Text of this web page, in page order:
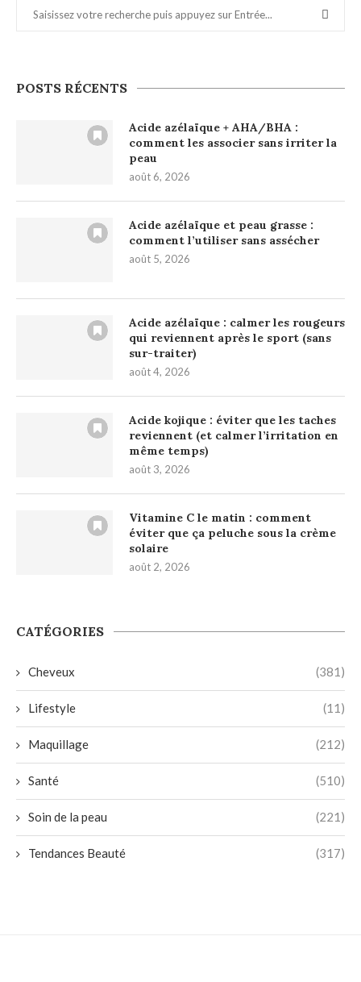
POSTS RÉCENTS
Acide azélaïque + AHA/BHA :
comment les associer sans irriter la
peau
août 6, 2026
Acide azélaïque et peau grasse :
comment l’utiliser sans assécher
août 5, 2026
Acide azélaïque : calmer les rougeurs
qui reviennent après le sport (sans
sur-traiter)
août 4, 2026
Acide kojique : éviter que les taches
reviennent (et calmer l’irritation en
même temps)
août 3, 2026
Vitamine C le matin : comment
éviter que ça peluche sous la crème
solaire
août 2, 2026
CATÉGORIES
Cheveux (381)
Lifestyle (11)
Maquillage (212)
Santé (510)
Soin de la peau (221)
Tendances Beauté (317)